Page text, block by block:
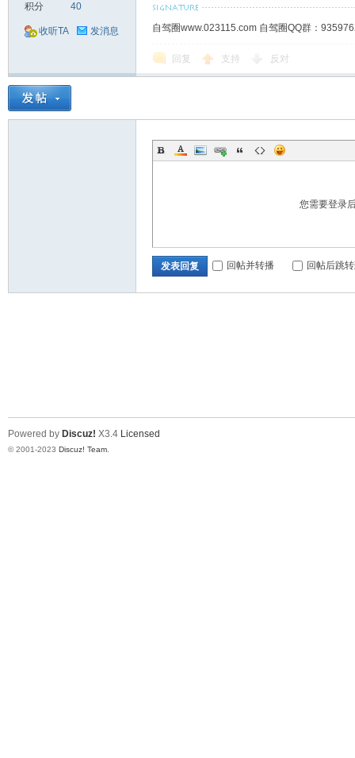
积分 40
收听TA 发消息 自驾圈www.023115.com 自驾圈QQ群：
回复 支持 反对
您需要登录
发表回复 回帖并转播 回帖后跳
Powered by Discuz! X3.4 Licensed
© 2001-2023 Discuz! Team